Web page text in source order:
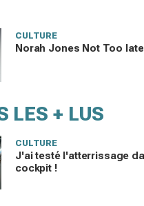
CULTURE
Norah Jones Not Too late
LES + LUS
CULTURE
J'ai testé l'atterrissage
cockpit !